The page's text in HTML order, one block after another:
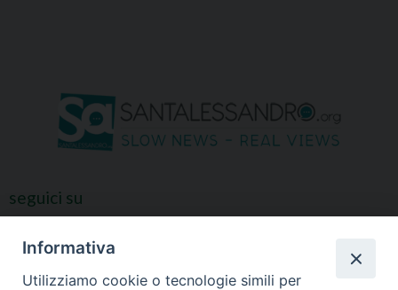
seguici su
Informativa
Utilizziamo cookie o tecnologie simili per